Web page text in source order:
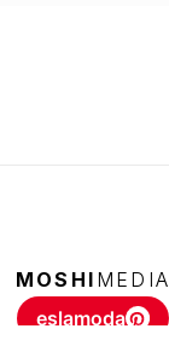
MOSHI MEDIA
eslamoda